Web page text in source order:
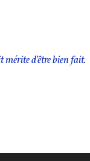
mérite d’être bien fait.